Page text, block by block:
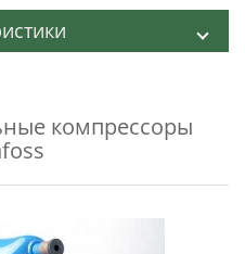
компрессоры